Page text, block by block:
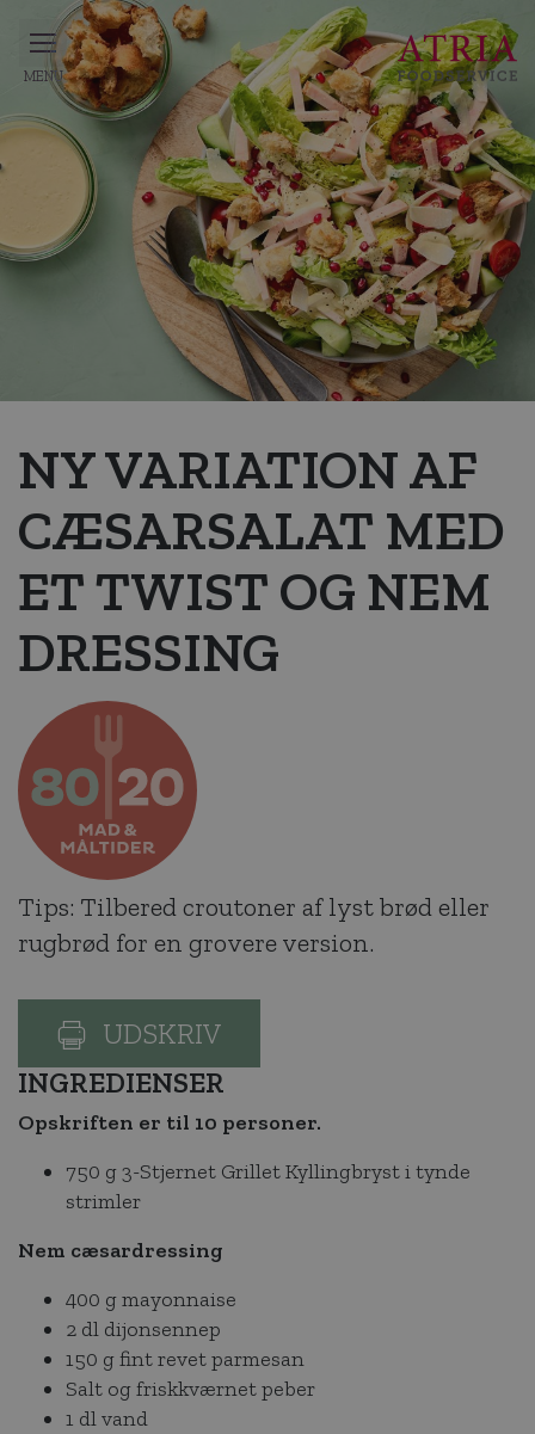
NY VARIATION AF
CÆSARSALAT MED
ET TWIST OG NEM
DRESSING
Tips: Tilbered croutoner af lyst brød eller
rugbrød for en grovere version.
UDSKRIV
INGREDIENSER
Opskriften er til 10 personer.
750 g 3-Stjernet Grillet Kyllingbryst i tynde
strimler
Nem cæsardressing
400 g mayonnaise
2 dl dijonsennep
150 g fint revet parmesan
Salt og friskkværnet peber
1 dl vand